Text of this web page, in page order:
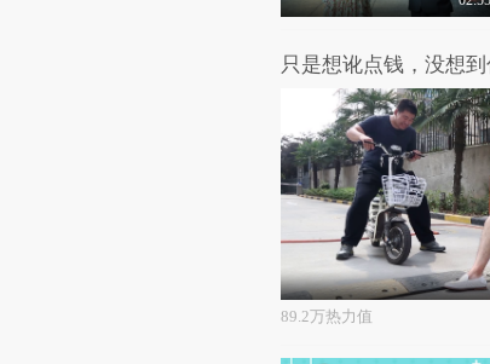
只是想讹点钱，没想
89.2万热力值